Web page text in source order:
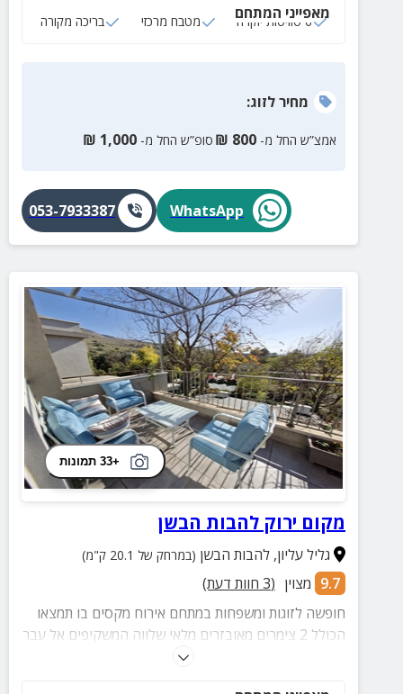
מאפייני המתחם
6 סוויטות יוקרה מטבח מרכזי בריכה מקורה
מחירלזוג:
אמצ”ש החל מ- 800
₪ סופ”ש החל מ- 1,000
₪
WhatsApp
053-7933387
+33 תמונות
מקום ירוק להבות הבשן
גליל עליון,להבות הבשן (במרחק של 20.1 ק"מ)
9.7 מצוין (
3 חוות דעת)
חופשה לזוגות ומשפחות במתחם אירוח מקסים בו תמצאו
הכולל 2 צימרים מאובזרים מלאי שלווה המשקיפים אל עבר
נופם הממכר של הרי הגולן, החרמון, עמק החולה ורכס